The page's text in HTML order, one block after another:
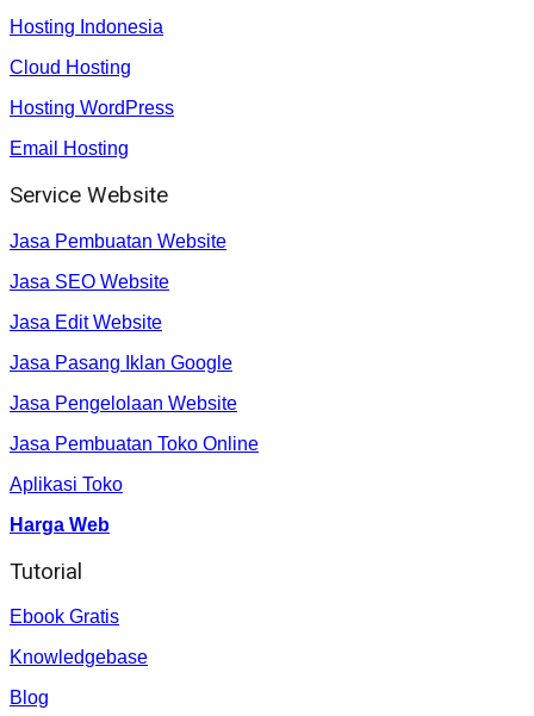
Hosting Indonesia
Cloud Hosting
Hosting WordPress
Email Hosting
Service Website
Jasa Pembuatan Website
Jasa SEO Website
Jasa Edit Website
Jasa Pasang Iklan Google
Jasa Pengelolaan Website
Jasa Pembuatan Toko Online
Aplikasi Toko
Harga Web
Tutorial
Ebook Gratis
Knowledgebase
Blog